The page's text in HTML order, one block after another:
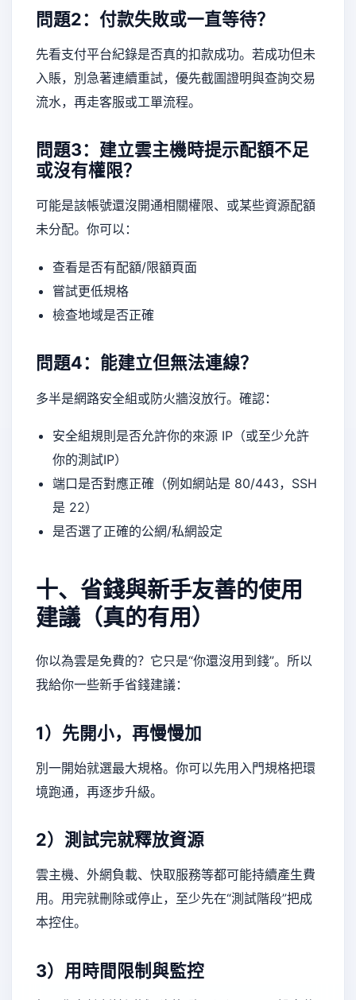
問題2：付款失敗或一直等待？
先看支付平台紀錄是否真的扣款成功。若成功但未
入賬，別急著連續重試，優先截圖證明與查詢交易
流水，再走客服或工單流程。
問題3：建立雲主機時提示配額不足
或沒有權限？
可能是該帳號還沒開通相關權限、或某些資源配額
未分配。你可以：
查看是否有配額/限額頁面
嘗試更低規格
檢查地域是否正確
問題4：能建立但無法連線？
多半是網路安全組或防火牆沒放行。確認：
安全組規則是否允許你的來源 IP（或至少允許
你的測試IP）
端口是否對應正確（例如網站是 80/443，SSH
是 22）
是否選了正確的公網/私網設定
十、省錢與新手友善的使用
建議（真的有用）
你以為雲是免費的？它只是“你還沒用到錢”。所以
我給你一些新手省錢建議：
1）先開小，再慢慢加
別一開始就選最大規格。你可以先用入門規格把環
境跑通，再逐步升級。
2）測試完就釋放資源
雲主機、外網負載、快取服務等都可能持續產生費
用。用完就刪除或停止，至少先在“測試階段”把成
本控住。
3）用時間限制與監控